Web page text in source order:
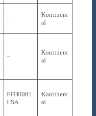
–
Kontinent
al
–
Kontinent
al
FFH0001
LSA
Kontinent
al